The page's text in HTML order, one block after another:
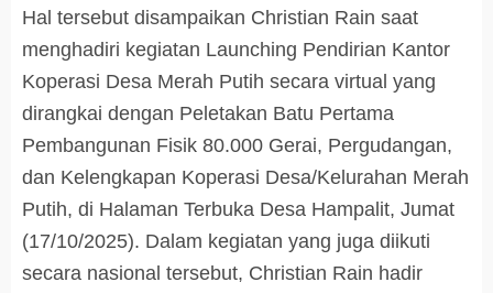
Hal tersebut disampaikan Christian Rain saat
menghadiri kegiatan Launching Pendirian Kantor
Koperasi Desa Merah Putih secara virtual yang
dirangkai dengan Peletakan Batu Pertama
Pembangunan Fisik 80.000 Gerai, Pergudangan,
dan Kelengkapan Koperasi Desa/Kelurahan Merah
Putih, di Halaman Terbuka Desa Hampalit, Jumat
(17/10/2025). Dalam kegiatan yang juga diikuti
secara nasional tersebut, Christian Rain hadir